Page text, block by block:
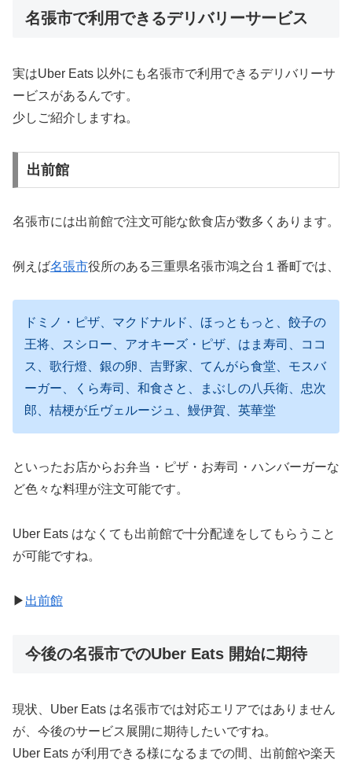
名張市で利用できるデリバリーサービス
実はUber Eats 以外にも名張市で利用できるデリバリーサ
ービスがあるんです。
少しご紹介しますね。
出前館
名張市には出前館で注文可能な飲食店が数多くあります。
例えば名張市役所のある三重県名張市鴻之台１番町では、
ドミノ・ピザ、マクドナルド、ほっともっと、餃子の
王将、スシロー、アオキーズ・ピザ、はま寿司、ココ
ス、歌行燈、銀の卵、吉野家、てんがら食堂、モスバ
ーガー、くら寿司、和食さと、まぶしの八兵衛、忠次
郎、桔梗が丘ヴェルージュ、鰻伊賀、英華堂
といったお店からお弁当・ピザ・お寿司・ハンバーガーな
ど色々な料理が注文可能です。
Uber Eats はなくても出前館で十分配達をしてもらうこと
が可能ですね。
▶︎ 出前館
今後の名張市でのUber Eats 開始に期待
現状、Uber Eats は名張市では対応エリアではありません
が、今後のサービス展開に期待したいですね。
Uber Eats が利用できる様になるまでの間、出前館や楽天